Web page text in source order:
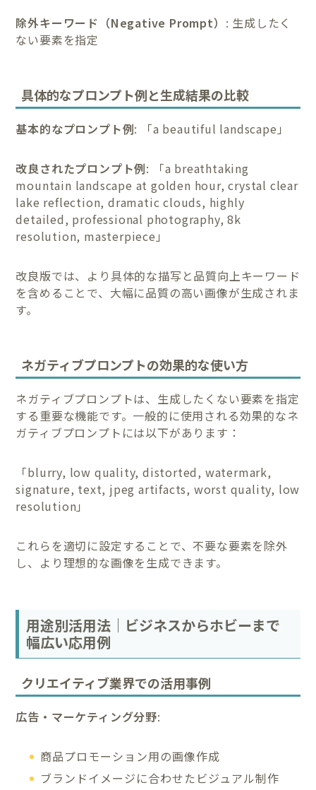
除外キーワード（Negative Prompt） : 生成したく
ない要素を指定
具体的なプロンプト例と生成結果の比較
基本的なプロンプト例: 「a beautiful landscape」
改良されたプロンプト例: 「a breathtaking
mountain landscape at golden hour, crystal clear
lake reflection, dramatic clouds, highly
detailed, professional photography, 8k
resolution, masterpiece」
改良版では、より具体的な描写と品質向上キーワード
を含めることで、大幅に品質の高い画像が生成されま
す。
ネガティブプロンプトの効果的な使い方
ネガティブプロンプトは、生成したくない要素を指定
する重要な機能です。一般的に使用される効果的なネ
ガティブプロンプトには以下があります：
「blurry, low quality, distorted, watermark,
signature, text, jpeg artifacts, worst quality, low
resolution」
これらを適切に設定することで、不要な要素を除外
し、より理想的な画像を生成できます。
用途別活用法｜ビジネスからホビーまで
幅広い応用例
クリエイティブ業界での活用事例
広告・マーケティング分野:
商品プロモーション用の画像作成
ブランドイメージに合わせたビジュアル制作